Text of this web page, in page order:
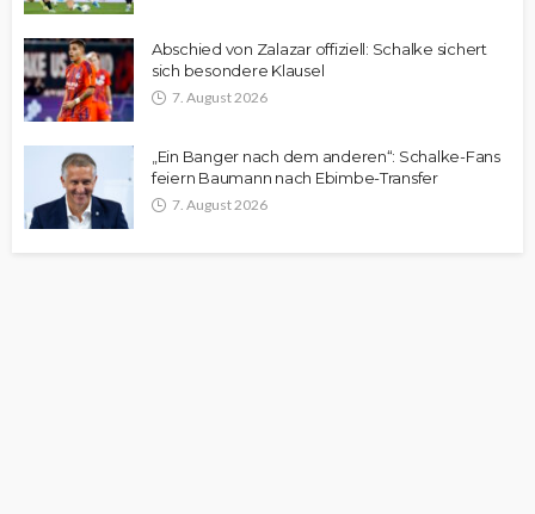
Abschied von Zalazar offiziell: Schalke sichert
sich besondere Klausel
7. August 2026
„Ein Banger nach dem anderen“: Schalke-Fans
feiern Baumann nach Ebimbe-Transfer
7. August 2026